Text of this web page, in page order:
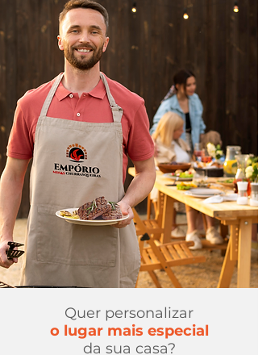
Quer personalizar
o lugar mais especial
da sua casa?